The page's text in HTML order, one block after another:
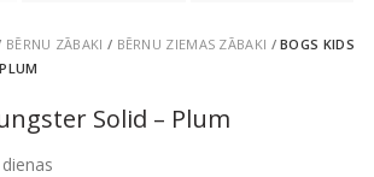
BĒRNU ZĀBAKI / BĒRNU ZIEMAS ZĀBAKI /BOGS KIDS
Solid – Plum